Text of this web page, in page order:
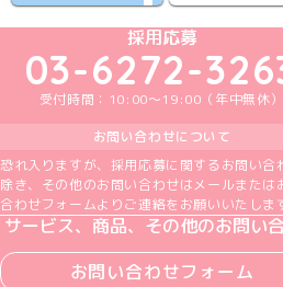
めいどりーみん
めいどりーみ
めいどり
め
採用応募
03-6272-
受付時間：10:00～19:00（年中無休）
お問い合わせについて
恐れ入りますが、採用応募に関するお問い合
除き、その他のお問い合わせはメールまたは
合わせフォームよりご連絡をお願いいたしま
サービス、商品、その他のお問い
お問い合わせフォーム